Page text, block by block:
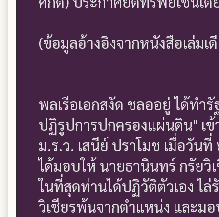
(ข้อมูลอ้างอิงจากหนังสือเล่มเ
พลเรือเอกสงัด ชลออยู่ ได้ทำ
ปฏิรูปการปกครองแผ่นดิน" เ
ม.ร.ว. เสนีย์ ปราโมช เมื่อวั
ได้มอบให้ นายธานินทร์ กรัยวิ
ในที่สุดท่านได้ปฏิวัติตัวเอง ไ
วิเชียรพ้นจากตำแหน่ง และม